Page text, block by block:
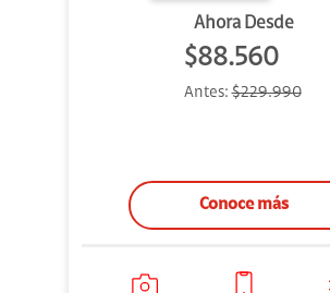
Ahora Desde
$88.560
Antes:$229.990
Conoce más